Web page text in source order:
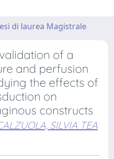
di laurea Magistrale
of a
and perfusion
the effects of
on
constructs
SILVIA TEA